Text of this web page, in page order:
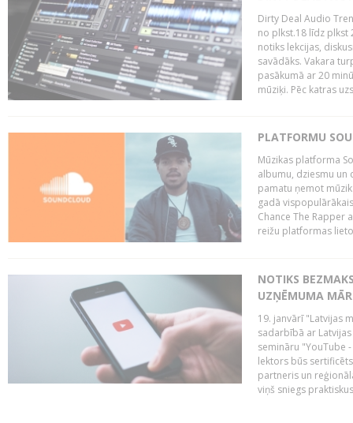
Dirty Deal Audio
no plkst.18 līdz plkst
notiks lekcijas,
savādāks. Vakara
pasākumā ar 20
mūziķi. Pēc katras
PLATFORMU
Mūzikas platforma
albumu, dziesmu un
pamatu ņemot
gadā
Chance The Rapper
reižu platformas
NOTIKS
UZŅĒMUMA
19. janvārī "Latvijas
sadarbībā ar
semināru "YouTube
lektors būs
partneris un
viņš sniegs